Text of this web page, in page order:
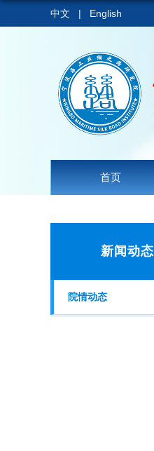
中文 | English
首页
新闻动态
院情动态